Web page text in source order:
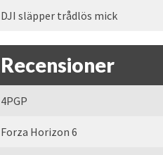
DJI släpper trådlös mick
Recensioner
4PGP
Forza Horizon 6